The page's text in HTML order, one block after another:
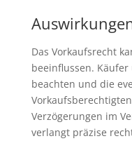
Das Vorkaufsrecht
beeinflussen.
beachten und die
Verzögerungen im
verlangt präzise